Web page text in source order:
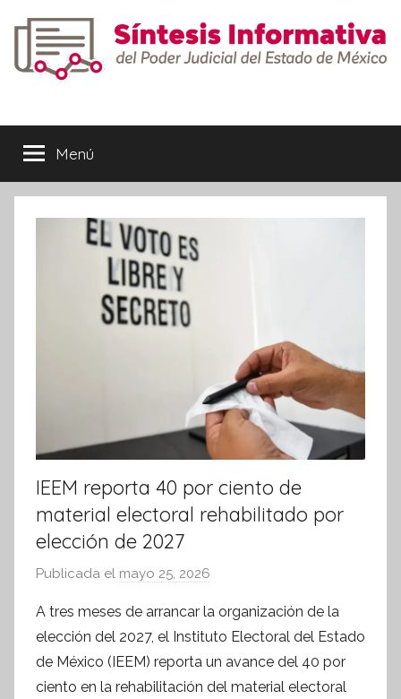
contenido
Menú
IEEM reporta 40 por ciento de
material electoral rehabilitado por
elección de 2027
Publicada el mayo 25, 2026
r
S
í
n
A tres meses de arrancar la organización de la
elección del 2027, el Instituto Electoral del Estado
de México (IEEM) reporta un avance del 40 por
ciento en la rehabilitación del material electoral